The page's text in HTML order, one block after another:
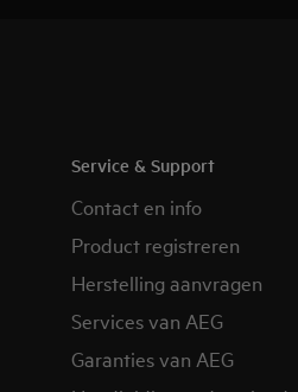
Service & Support
Contact en info
Product registreren
Herstelling aanvragen
Services van AEG
Garanties van AEG